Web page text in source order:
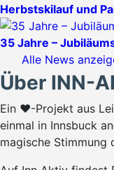
Herbstskilauf und
35 Jahre –
Alle News
Über INN-
Ein ♥-Projekt aus
einmal in Innsbuck
magische Stimmung